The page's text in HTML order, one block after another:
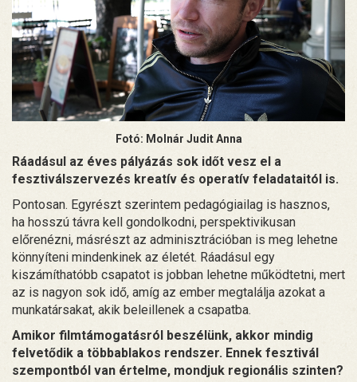
Fotó: Molnár Judit Anna
Ráadásul az éves pályázás sok időt vesz el a
fesztiválszervezés kreatív és operatív feladataitól is.
Pontosan. Egyrészt szerintem pedagógiailag is hasznos,
ha hosszú távra kell gondolkodni, perspektivikusan
előrenézni, másrészt az adminisztrációban is meg lehetne
könnyíteni mindenkinek az életét. Ráadásul egy
kiszámíthatóbb csapatot is jobban lehetne működtetni, mert
az is nagyon sok idő, amíg az ember megtalálja azokat a
munkatársakat, akik beleillenek a csapatba.
Amikor filmtámogatásról beszélünk, akkor mindig
felvetődik a többablakos rendszer. Ennek fesztivál
szempontból van értelme, mondjuk regionális szinten?